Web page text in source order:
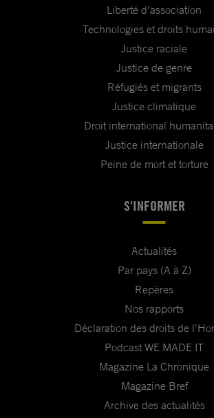
Liberté d'association
Technologies et droits
Justice raciale
Justice de genre
Réfugiés et migrants
Justice climatique
Droit international
Justice internationale
Peine de mort et torture
S'INFORMER
Actualités
Par pays (A à Z)
Repères
Nos rapports
Déclaration des droits de
Podcast WE MADE IT
Magazine La Chronique
Magazine Bref
Archive des actualités